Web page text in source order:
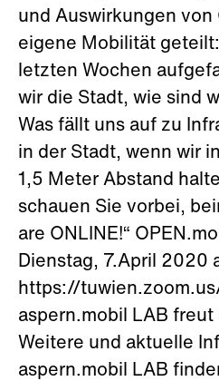
und Auswirkungen von
eigene Mobilität
letzten Wochen
wir die Stadt, wie sind
Was fällt uns auf zu
in der Stadt, wenn wir
1,5 Meter Abstand
schauen Sie vorbei,
are ONLINE!“
Dienstag, 7.April 2020
https://
aspern.mobil LAB freut
Weitere und aktuelle
aspern.mobil LAB